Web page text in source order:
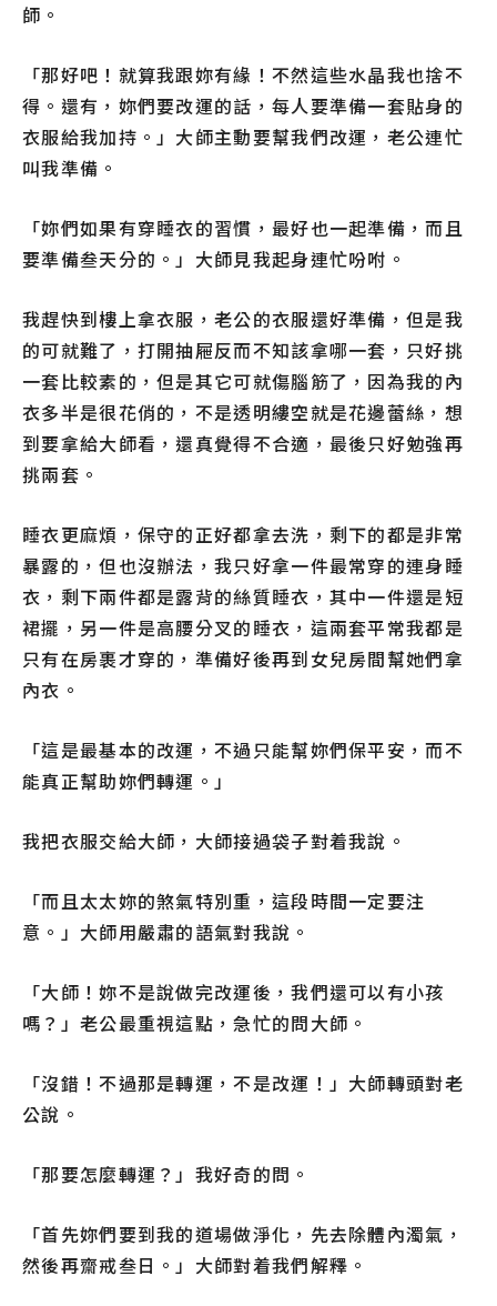
師。
「那好吧！就算我跟妳有緣！不然這些水晶我也捨不
得。還有，妳們要改運的話，每人要準備一套貼身的
衣服給我加持。」大師主動要幫我們改運，老公連忙
叫我準備。
「妳們如果有穿睡衣的習慣，最好也一起準備，而且
要準備叁天分的。」大師見我起身連忙吩咐。
我趕快到樓上拿衣服，老公的衣服還好準備，但是我
的可就難了，打開抽屜反而不知該拿哪一套，只好挑
一套比較素的，但是其它可就傷腦筋了，因為我的內
衣多半是很花俏的，不是透明縷空就是花邊蕾絲，想
到要拿給大師看，還真覺得不合適，最後只好勉強再
挑兩套。
睡衣更麻煩，保守的正好都拿去洗，剩下的都是非常
暴露的，但也沒辦法，我只好拿一件最常穿的連身睡
衣，剩下兩件都是露背的絲質睡衣，其中一件還是短
裙擺，另一件是高腰分叉的睡衣，這兩套平常我都是
只有在房裹才穿的，準備好後再到女兒房間幫她們拿
內衣。
「這是最基本的改運，不過只能幫妳們保平安，而不
能真正幫助妳們轉運。」
我把衣服交給大師，大師接過袋子對着我說。
「而且太太妳的煞氣特別重，這段時間一定要注
意。」大師用嚴肅的語氣對我說。
「大師！妳不是說做完改運後，我們還可以有小孩
嗎？」老公最重視這點，急忙的問大師。
「沒錯！不過那是轉運，不是改運！」大師轉頭對老
公說。
「那要怎麼轉運？」我好奇的問。
「首先妳們要到我的道場做淨化，先去除體內濁氣，
然後再齋戒叁日。」大師對着我們解釋。